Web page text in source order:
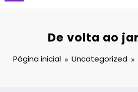
De volta ao
Página inicial Uncategorized